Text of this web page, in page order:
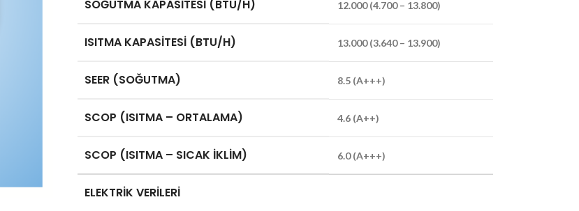
SOĞUTMA KAPASITESI (BTU/H) 12.000 (4.700 – 13.800)
ISITMA KAPASITESI (BTU/H) 13.000 (3.640 – 13.900)
SEER (SOĞUTMA) 8.5 (A+++)
SCOP (ISITMA – ORTALAMA) 4.6 (A++)
SCOP (ISITMA – SICAK İKLIM) 6.0(A+++)
ELEKTRİK VERİLERİ